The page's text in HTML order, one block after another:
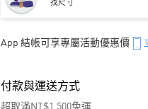
找尺寸
App 結帳可享專屬活動優惠價
付款與運送方式
超取滿NT$1,500免運